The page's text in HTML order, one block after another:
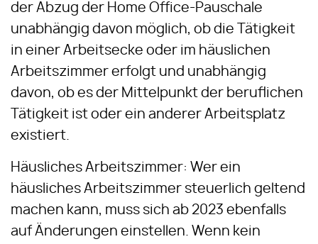
der Abzug der Home Office-Pauschale
unabhängig davon möglich, ob die Tätigkeit
in einer Arbeitsecke oder im häuslichen
Arbeitszimmer erfolgt und unabhängig
davon, ob es der Mittelpunkt der beruflichen
Tätigkeit ist oder ein anderer Arbeitsplatz
existiert.
Häusliches Arbeitszimmer: Wer ein
häusliches Arbeitszimmer steuerlich geltend
machen kann, muss sich ab 2023 ebenfalls
auf Änderungen einstellen. Wenn kein